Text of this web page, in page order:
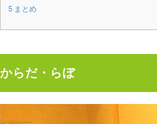
5まとめ
からだ・らぼ